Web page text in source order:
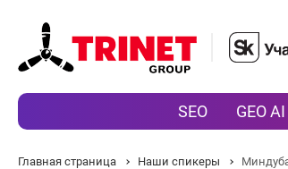
SEO GEO AI
Главная страница Наши спикеры